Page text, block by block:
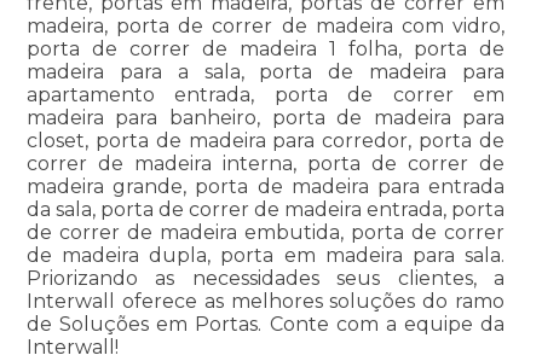
madeira, porta de correr de madeira com vidro,
porta de correr de madeira 1 folha, porta de
madeira para a sala, porta de madeira para
apartamento entrada, porta de correr em
madeira para banheiro, porta de madeira para
closet, porta de madeira para corredor, porta de
correr de madeira interna, porta de correr de
madeira grande, porta de madeira para entrada
da sala, porta de correr de madeira entrada, porta
de correr de madeira embutida, porta de correr
de madeira dupla, porta em madeira para sala.
Priorizando as necessidades seus clientes, a
Interwall oferece as melhores soluções do ramo
de Soluções em Portas. Conte com a equipe da
Interwall!